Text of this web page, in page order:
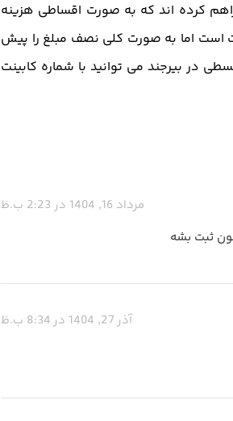
کرده اند که به صورت اقساطی هزینه
است اما به صورت کلی نصف مبلغ را پیش
در بیرجند می توانید با شماره کابینت
مرداد 16, 1404 در 2:23 ب.ظ
ثبت بشه
آذر 27, 1404 در 8:34 ب.ظ